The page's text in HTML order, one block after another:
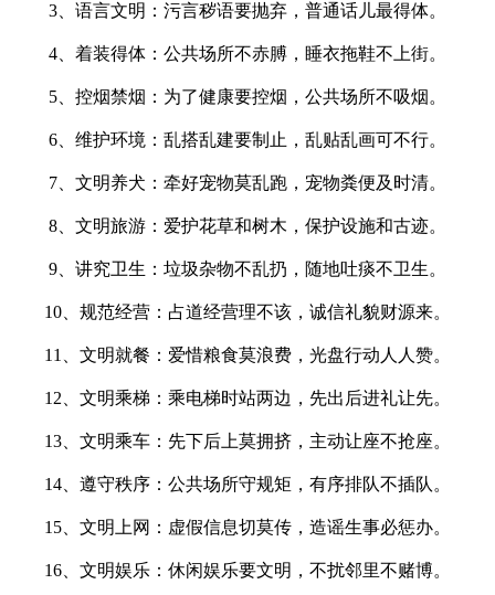
3、语言文明：污言秽语要抛弃，普通话儿最得体。
4、着装得体：公共场所不赤膊，睡衣拖鞋不上街。
5、控烟禁烟：为了健康要控烟，公共场所不吸烟。
6、维护环境：乱搭乱建要制止，乱贴乱画可不行。
7、文明养犬：牵好宠物莫乱跑，宠物粪便及时清。
8、文明旅游：爱护花草和树木，保护设施和古迹。
9、讲究卫生：垃圾杂物不乱扔，随地吐痰不卫生。
10、规范经营：占道经营理不该，诚信礼貌财源来。
11、文明就餐：爱惜粮食莫浪费，光盘行动人人赞。
12、文明乘梯：乘电梯时站两边，先出后进礼让先。
13、文明乘车：先下后上莫拥挤，主动让座不抢座。
14、遵守秩序：公共场所守规矩，有序排队不插队。
15、文明上网：虚假信息切莫传，造谣生事必惩办。
16、文明娱乐：休闲娱乐要文明，不扰邻里不赌博。